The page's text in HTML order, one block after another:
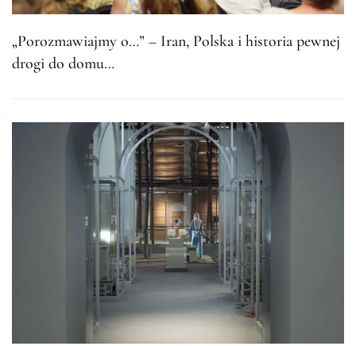
„Porozmawiajmy o…” – Iran, Polska i historia pewnej
drogi do domu…